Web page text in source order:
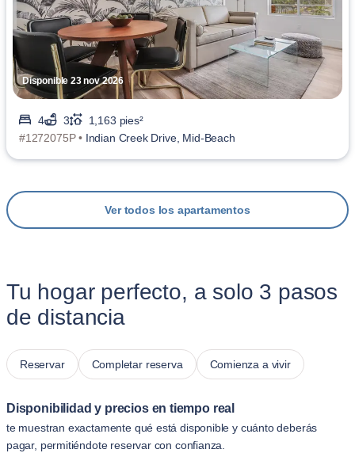
Disponible 23 nov 2026
4 3
1,163 pies²
#1272075P • Indian Creek Drive, Mid-Beach
Ver todos los apartamentos
Tu hogar perfecto, a solo 3 pasos
de distancia
Reservar Completar reserva Comienza a vivir
Disponibilidad y precios en tiempo real
te muestran exactamente qué está disponible y cuánto deberás
pagar, permitiéndote reservar con confianza.